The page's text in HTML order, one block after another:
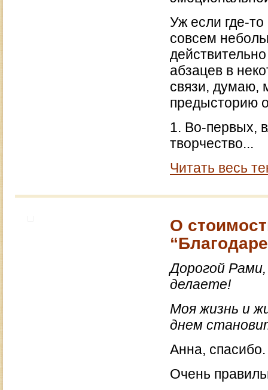
Уж если где-
совсем
абзацев в
связи, думаю,
предысторию
1. Во-первых,
творчество...
Читать весь
О
Дорогой
делаете!
Моя жизнь и
днем
Анна, спасибо.
Очень